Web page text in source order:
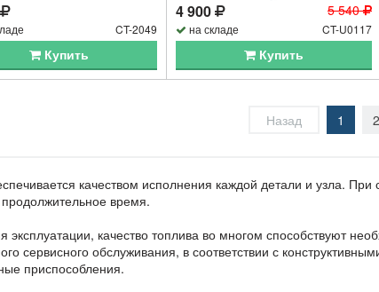
CT-2049
Купить
5 540
4 900
на складе CT-U0117
Купить
Назад 1 2
качеством исполнения каждой детали и узла.
время.
качество топлива во многом способствуют
сервисного обслуживания, в соответствии с
приспособления.